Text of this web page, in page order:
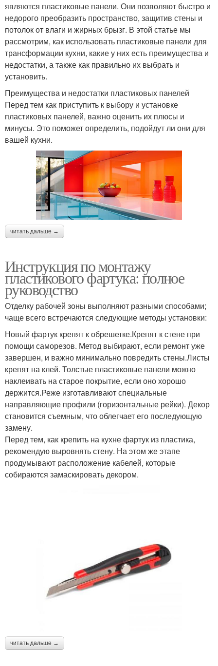
являются пластиковые панели. Они позволяют быстро и
недорого преобразить пространство, защитив стены и
потолок от влаги и жирных брызг. В этой статье мы
рассмотрим, как использовать пластиковые панели для
трансформации кухни, какие у них есть преимущества и
недостатки, а также как правильно их выбрать и
установить.
Преимущества и недостатки пластиковых панелей
Перед тем как приступить к выбору и установке
пластиковых панелей, важно оценить их плюсы и
минусы. Это поможет определить, подойдут ли они для
вашей кухни.
читать дальше →
Инструкция по монтажу
пластикового фартука: полное
руководство
Отделку рабочей зоны выполняют разными способами;
чаще всего встречаются следующие методы установки:
Новый фартук крепят к обрешетке.Крепят к стене при
помощи саморезов. Метод выбирают, если ремонт уже
завершен, и важно минимально повредить стены.Листы
крепят на клей. Толстые пластиковые панели можно
наклеивать на старое покрытие, если оно хорошо
держится.Реже изготавливают специальные
направляющие профили (горизонтальные рейки). Декор
становится съемным, что облегчает его последующую
замену.
Перед тем, как крепить на кухне фартук из пластика,
рекомендую выровнять стену. На этом же этапе
продумывают расположение кабелей, которые
собираются замаскировать декором.
читать дальше →